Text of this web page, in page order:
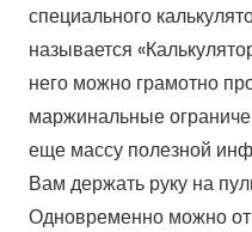
специального
называется
него можно грамотно
маржинальные
еще массу полезной
Вам держать руку на
Одновременно можно